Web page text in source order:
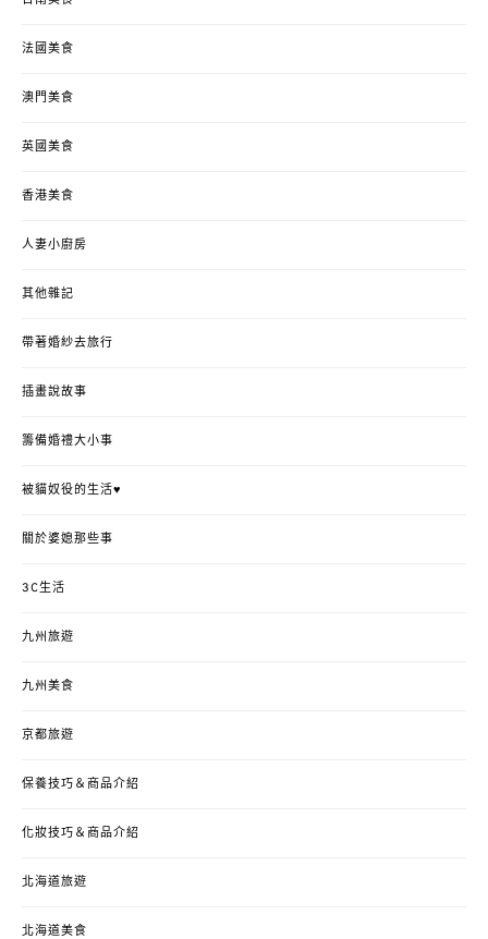
法國美食
澳門美食
英國美食
香港美食
人妻小廚房
其他雜記
帶著婚紗去旅行
插畫說故事
籌備婚禮大小事
被貓奴役的生活♥
關於婆媳那些事
3C生活
九州旅遊
九州美食
京都旅遊
保養技巧＆商品介紹
化妝技巧＆商品介紹
北海道旅遊
北海道美食